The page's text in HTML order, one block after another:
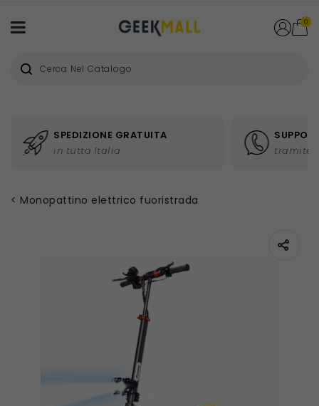
0
SPEDIZIONE GRATUITA
in tutta Italia tramite
Monopattino elettrico fuoristrada